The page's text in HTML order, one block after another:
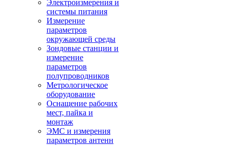
Электроизмерения и
системы питания
Измерение
параметров
окружающей среды
Зондовые станции и
измерение
параметров
полупроводников
Метрологическое
оборудование
Оснащение рабочих
мест, пайка и
монтаж
ЭМС и измерения
параметров антенн